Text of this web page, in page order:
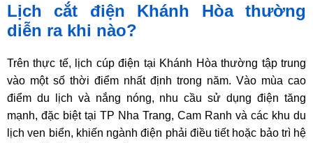
Lịch cắt điện Khánh Hòa thường
diễn ra khi nào?
Trên thực tế, lịch cúp điện tại Khánh Hòa thường tập trung
vào một số thời điểm nhất định trong năm. Vào mùa cao
điểm du lịch và nắng nóng, nhu cầu sử dụng điện tăng
mạnh, đặc biệt tại TP Nha Trang, Cam Ranh và các khu du
lịch ven biển, khiến ngành điện phải điều tiết hoặc bảo trì hệ